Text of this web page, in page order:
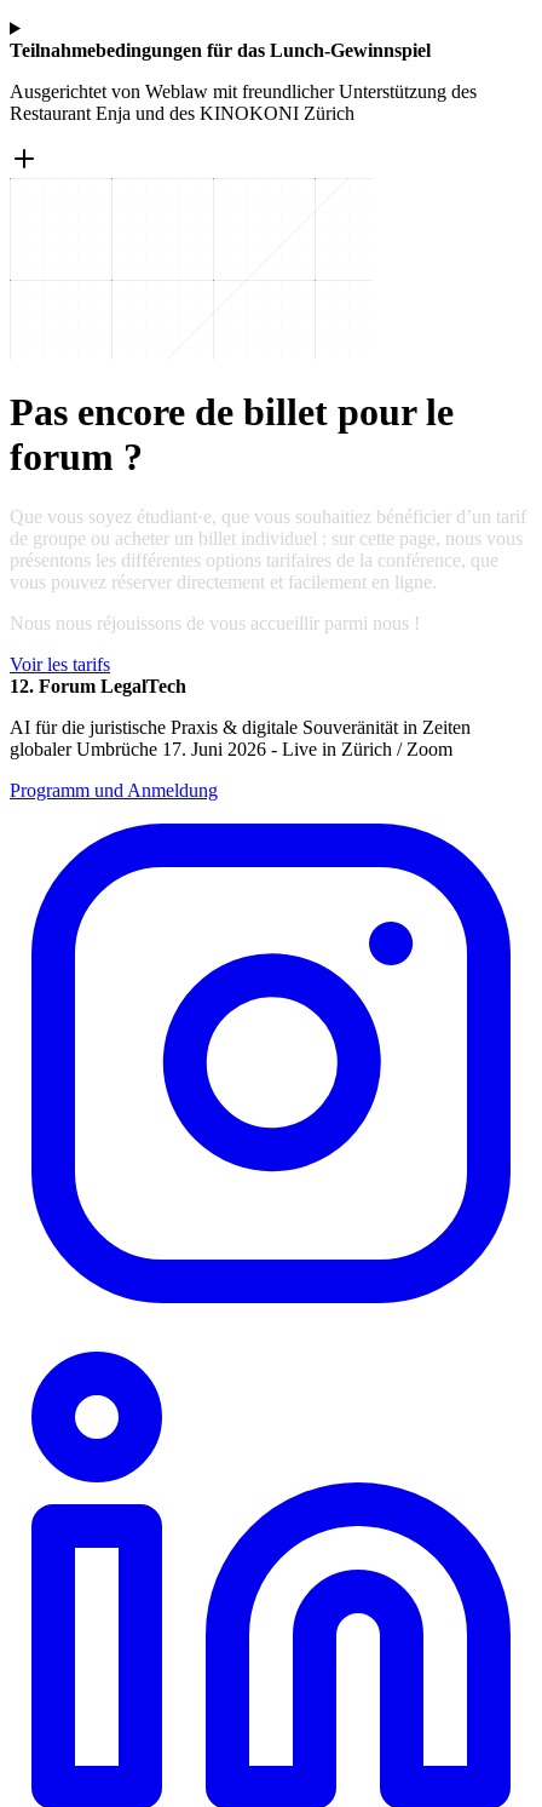
Teilnahmebedingungen für das Lunch-Gewinnspiel
Ausgerichtet von Weblaw mit freundlicher Unterstützung des
Restaurant Enja und des KINOKONI Zürich
Pas encore de billet pour le
forum ?
Que vous soyez étudiant·e, que vous souhaitiez bénéficier d’un tarif
de groupe ou acheter un billet individuel : sur cette page, nous vous
présentons les différentes options tarifaires de la conférence, que
vous pouvez réserver directement et facilement en ligne.
Nous nous réjouissons de vous accueillir parmi nous !
Voir les tarifs
12. Forum LegalTech
AI für die juristische Praxis & digitale Souveränität in Zeiten
globaler Umbrüche 17. Juni 2026 - Live in Zürich / Zoom
Programm und Anmeldung